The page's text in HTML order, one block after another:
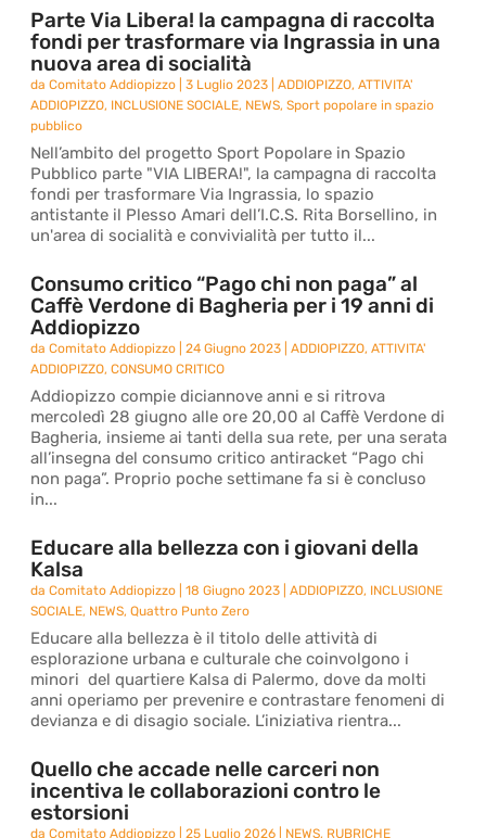
Parte Via Libera! la campagna di raccolta
fondi per trasformare via Ingrassia in una
nuova area di socialità
daComitato Addiopizzo |3 Luglio 2023 |ADDIOPIZZO,ATTIVITA'
ADDIOPIZZO, INCLUSIONE SOCIALE, NEWS,Sport popolare in spazio
pubblico
Nell’ambito del progetto Sport Popolare in Spazio
Pubblico parte "VIA LIBERA!", la campagna di raccolta
fondi per trasformare Via Ingrassia, lo spazio
antistante il Plesso Amari dell’I.C.S. Rita Borsellino, in
un'area di socialità e convivialità per tutto il...
Consumo critico “Pago chi non paga” al
Caffè Verdone di Bagheria per i 19 anni di
Addiopizzo
daComitato Addiopizzo |24 Giugno 2023 |ADDIOPIZZO,ATTIVITA'
ADDIOPIZZO,CONSUMO CRITICO
Addiopizzo compie diciannove anni e si ritrova
mercoledì 28 giugno alle ore 20,00 al Caffè Verdone di
Bagheria, insieme ai tanti della sua rete, per una serata
all’insegna del consumo critico antiracket “Pago chi
non paga”. Proprio poche settimane fa si è concluso
in...
Educare alla bellezza con i giovani della
Kalsa
daComitato Addiopizzo |18 Giugno 2023 |ADDIOPIZZO, INCLUSIONE
SOCIALE, NEWS,Quattro Punto Zero
Educare alla bellezza è il titolo delle attività di
esplorazione urbana e culturale che coinvolgono i
minori del quartiere Kalsa di Palermo, dove da molti
anni operiamo per prevenire e contrastare fenomeni di
devianza e di disagio sociale. L’iniziativa rientra...
Quello che accade nelle carceri non
incentiva le collaborazioni contro le
estorsioni
daComitato Addiopizzo |25 Luglio 2026 NEWS, RUBRICHE